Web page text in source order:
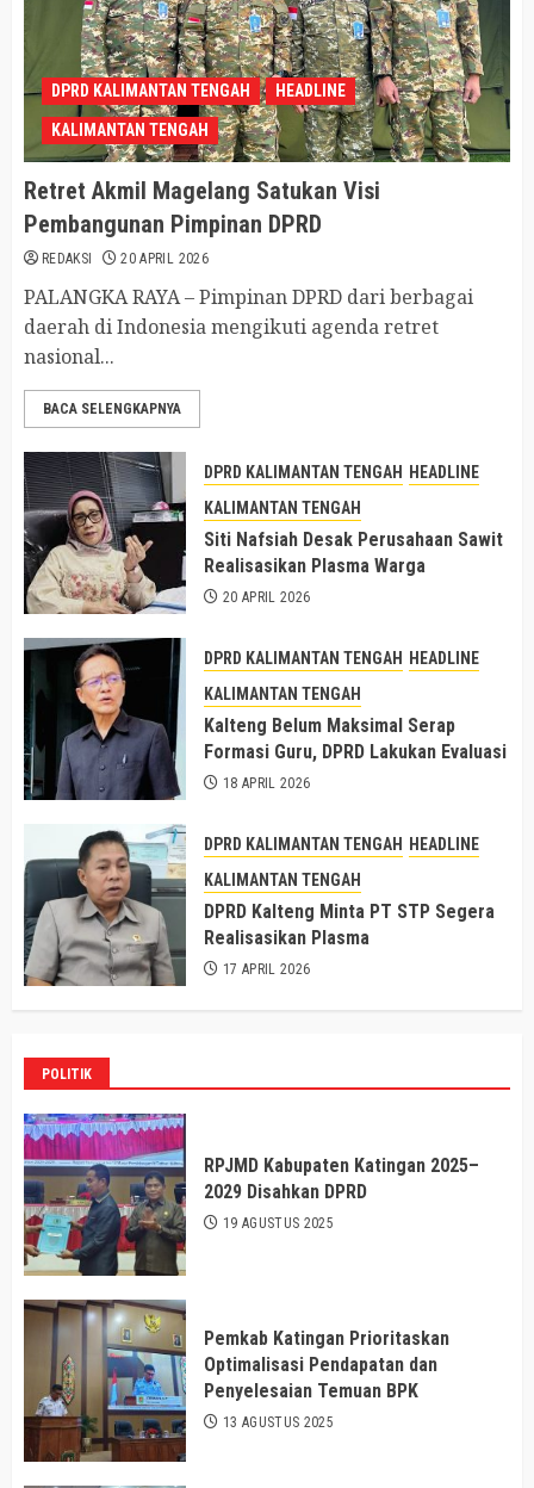
DPRD KALIMANTAN TENGAH HEADLINE
KALIMANTAN TENGAH
Retret Akmil Magelang Satukan Visi
Pembangunan Pimpinan DPRD
REDAKSI 20 APRIL 2026
PALANGKA RAYA – Pimpinan DPRD dari berbagai
daerah di Indonesia mengikuti agenda retret
nasional...
BACA SELENGKAPNYA
DPRD KALIMANTAN TENGAH
HEADLINE
KALIMANTAN TENGAH
Siti Nafsiah Desak Perusahaan Sawit
Realisasikan Plasma Warga
20 APRIL 2026
DPRD KALIMANTAN TENGAH
HEADLINE
KALIMANTAN TENGAH
Kalteng Belum Maksimal Serap
Formasi Guru, DPRD Lakukan Evaluasi
18 APRIL 2026
DPRD KALIMANTAN TENGAH
HEADLINE
KALIMANTAN TENGAH
DPRD Kalteng Minta PT STP Segera
Realisasikan Plasma
17 APRIL 2026
POLITIK
RPJMD Kabupaten Katingan 2025–
2029 Disahkan DPRD
19 AGUSTUS 2025
Pemkab Katingan Prioritaskan
Optimalisasi Pendapatan dan
Penyelesaian Temuan BPK
13 AGUSTUS 2025